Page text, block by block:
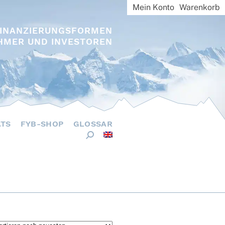
UND INVESTOREN
Mein Konto Warenkorb
FYB-SHOP GLOSSAR